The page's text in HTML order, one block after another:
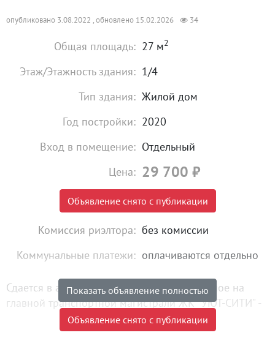
опубликовано 3.08.2022 , обновлено 15.02.2026 34
Общая площадь: 27 м2
Этаж/Этажность здания: 1/4
Тип здания: Жилой дом
Год постройки: 2020
Вход в помещение: Отдельный
Цена: 29 700 ₽
Объявление снято с публикации
Комиссия риэлтора: без комиссии
Коммунальные платежи: оплачиваются отдельно
Сдается в аренду помещение расположенное на
главной транспортной магистрали ЖК "УЮТ-СИТИ" -
проспекте Александровском
Показать объявление полностью
Объявление снято с публикации